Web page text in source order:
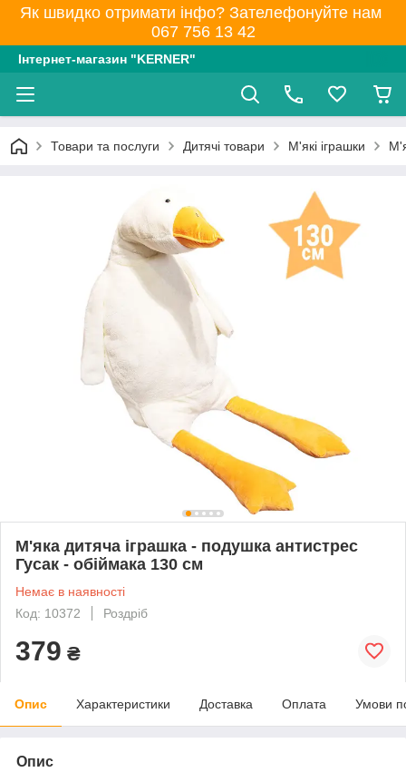
Як швидко отримати інфо? Зателефонуйте нам
067 756 13 42
Інтернет-магазин "KERNER"
Товари та послуги Дитячі товари М'які іграшки
М'яка дитяча іграшка - подушка антистрес
Гусак - обіймака 130 см
Немає в наявності
Код: 10372
Роздріб
379 ₴
Опис Характеристики Доставка Оплата Умови
Опис